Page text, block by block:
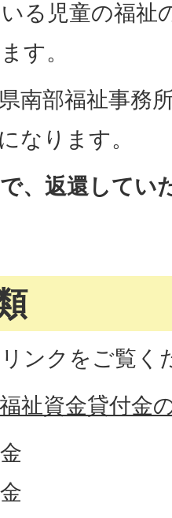
る児童の福祉
す。
南部福祉事務
なります。
、返還してい
ンクをご覧く
祉資金貸付金